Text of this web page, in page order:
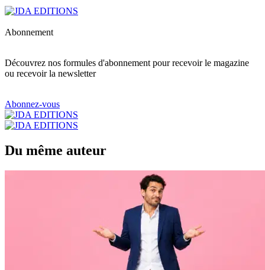
Abonnement
Découvrez nos formules d'abonnement pour recevoir le magazine
ou recevoir la newsletter
Abonnez-vous
Du même auteur